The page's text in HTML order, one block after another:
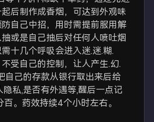
后制作成香烟，可达到外观味
自己中招，用时需提前服用解
或是自己抽后对任何人喷吐烟
十几个呼吸会进入迷.迷.糊.
受自己的控制，让人产生.幻.
自己的存款从银行取出来后给
私,是否有外遇等,醒后一点记
。药效持续4个小时左右。